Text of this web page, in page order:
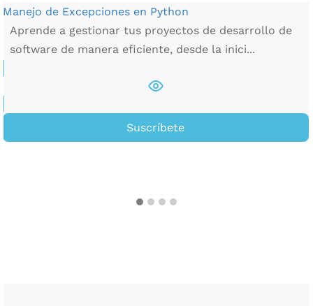
Manejo de Excepciones en Python
Aprende a gestionar tus proyectos de desarrollo de
software de manera eficiente, desde la inici...
Suscríbete